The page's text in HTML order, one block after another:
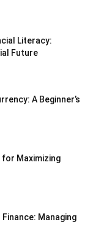
Literacy:
Future
A Beginner’s
for Maximizing
Managing